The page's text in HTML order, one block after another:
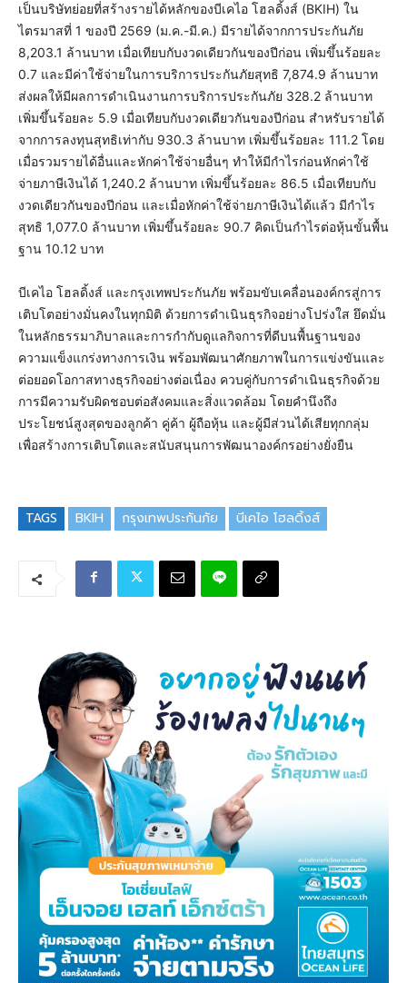
เป็นบริษัทย่อยที่สร้างรายได้หลักของบีเคไอ โฮลดิ้งส์ (BKIH) ใน
ไตรมาสที่ 1 ของปี 2569 (ม.ค.-มี.ค.) มีรายได้จากการประกันภัย
8,203.1 ล้านบาท เมื่อเทียบกับงวดเดียวกันของปีก่อน เพิ่มขึ้นร้อยละ
0.7 และมีค่าใช้จ่ายในการบริการประกันภัยสุทธิ 7,874.9 ล้านบาท
ส่งผลให้มีผลการดำเนินงานการบริการประกันภัย 328.2 ล้านบาท
เพิ่มขึ้นร้อยละ 5.9 เมื่อเทียบกับงวดเดียวกันของปีก่อน สำหรับรายได้
จากการลงทุนสุทธิเท่ากับ 930.3 ล้านบาท เพิ่มขึ้นร้อยละ 111.2 โดย
เมื่อรวมรายได้อื่นและหักค่าใช้จ่ายอื่นๆ ทำให้มีกำไรก่อนหักค่าใช้
จ่ายภาษีเงินได้ 1,240.2 ล้านบาท เพิ่มขึ้นร้อยละ 86.5 เมื่อเทียบกับ
งวดเดียวกันของปีก่อน และเมื่อหักค่าใช้จ่ายภาษีเงินได้แล้ว มีกำไร
สุทธิ 1,077.0 ล้านบาท เพิ่มขึ้นร้อยละ 90.7 คิดเป็นกำไรต่อหุ้นขั้นพื้น
ฐาน 10.12 บาท
บีเคไอ โฮลดิ้งส์ และกรุงเทพประกันภัย พร้อมขับเคลื่อนองค์กรสู่การ
เติบโตอย่างมั่นคงในทุกมิติ ด้วยการดำเนินธุรกิจอย่างโปร่งใส ยึดมั่น
ในหลักธรรมาภิบาลและการกำกับดูแลกิจการที่ดีบนพื้นฐานของ
ความแข็งแกร่งทางการเงิน พร้อมพัฒนาศักยภาพในการแข่งขันและ
ต่อยอดโอกาสทางธุรกิจอย่างต่อเนื่อง ควบคู่กับการดำเนินธุรกิจด้วย
การมีความรับผิดชอบต่อสังคมและสิ่งแวดล้อม โดยคำนึงถึง
ประโยชน์สูงสุดของลูกค้า คู่ค้า ผู้ถือหุ้น และผู้มีส่วนได้เสียทุกกลุ่ม
เพื่อสร้างการเติบโตและสนับสนุนการพัฒนาองค์กรอย่างยั่งยืน
TAGS BKIH กรุงเทพประกันภัย บีเคไอ โฮลดิ้งส์